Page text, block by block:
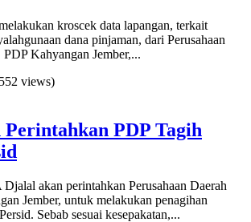
kroscek data lapangan, terkait
dana pinjaman, dari Perusahaan
Kahyangan Jember,...
views)
PDP Tagih
akan perintahkan Perusahaan Daerah
Jember, untuk melakukan penagihan
Sebab sesuai kesepakatan,...